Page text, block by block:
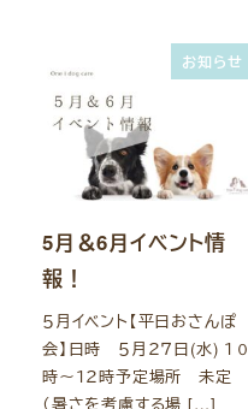
お知らせ
5月＆6月イベント情
報！
５月イベント【平日おさんぽ
会】日時 ５月２７日(水) １０
時～１２時予定場所 未定
（暑さを考慮する場 […]